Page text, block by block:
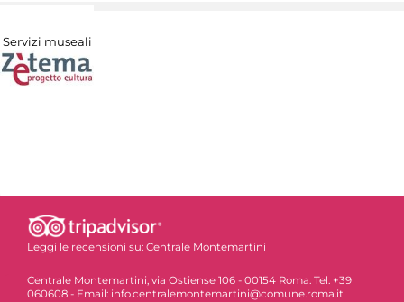
Servizi museali
Leggi le recensioni su: Centrale Montemartini
Centrale Montemartini, via Ostiense 106 - 00154 Roma. Tel. +39
060608 - Email: info.centralemontemartini@comune.roma.it